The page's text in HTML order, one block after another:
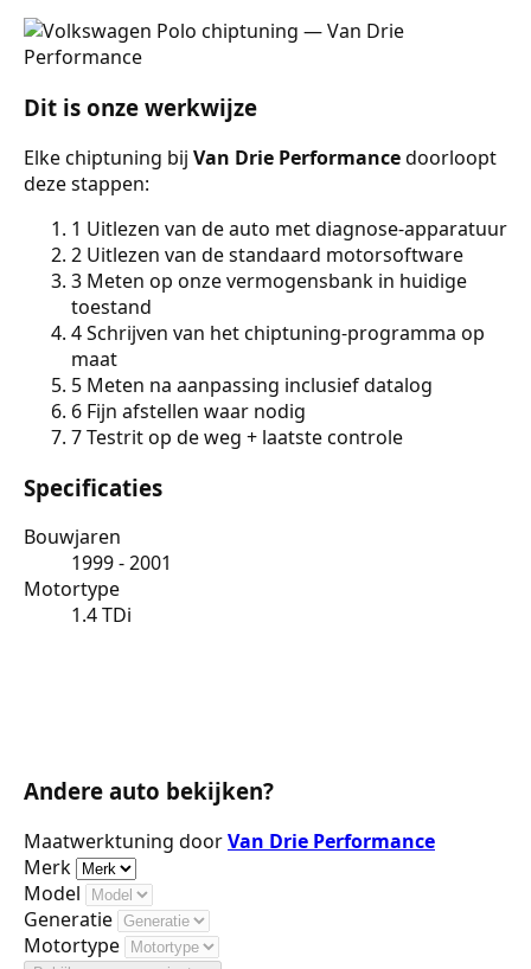
Dit is onze werkwijze
Elke chiptuning bij Van Drie Performancedoorloopt
deze stappen:
1 Uitlezen van de auto met diagnose-apparatuur
2 Uitlezen van de standaard motorsoftware
3 Meten op onze vermogensbank in huidige
toestand
4Schrijven van het chiptuning-programma op
maat
5 Meten na aanpassing inclusief datalog
6 Fijn afstellen waar nodig
7Testrit op de weg + laatste controle
Specificaties
Bouwjaren
1999 - 2001
Motortype
1.4 TDi
Andere auto bekijken?
Maatwerktuning doorVan Drie Performance
Merk
Model
Generatie
Motortype